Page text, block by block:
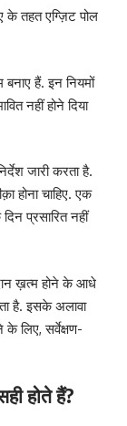
तहत एग्ज़िट पोल
हैं. इन नियमों
नहीं होने दिया
जारी करता है.
होना चाहिए. एक
प्रसारित नहीं
ख़त्म होने के आधे
है. इसके अलावा
के लिए, सर्वेक्षण-
होते हैं?